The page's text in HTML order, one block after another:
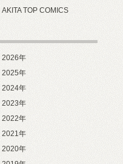
AKITA TOP COMICS
2026年
2025年
2024年
2023年
2022年
2021年
2020年